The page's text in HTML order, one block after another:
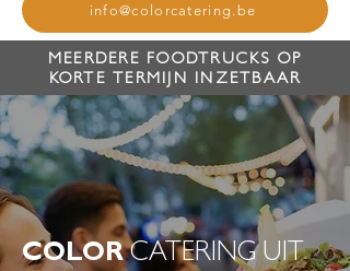
MEERDERE FOODTRUCKS OP
KORTE TERMIJN INZETBAAR
info@colorcatering.be
COLORCATERING UIT